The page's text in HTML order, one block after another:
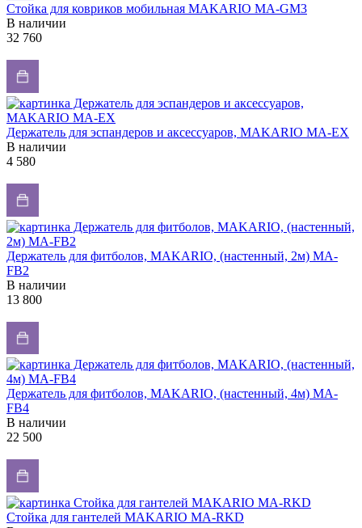
Стойка для ковриков мобильная MAKARIO MA-GM3
В наличии
32 760
Держатель для эспандеров и аксессуаров, MAKARIO MA-EX
В наличии
4 580
Держатель для фитболов, MAKARIO, (настенный, 2м) MA-
FB2
В наличии
13 800
Держатель для фитболов, MAKARIO, (настенный, 4м) MA-
FB4
В наличии
22 500
Стойка для гантелей MAKARIO MA-RKD